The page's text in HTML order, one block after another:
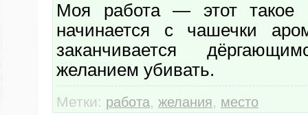
Моя работа — этот такое
начинается с чашечки
заканчивается
желанием убивать.
Метки: работа, желания, место